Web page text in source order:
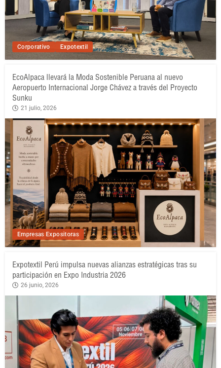
Corporativo Expotextil
Empresas Expositoras
EcoAlpaca llevará la Moda Sostenible Peruana al nuevo
Aeropuerto Internacional Jorge Chávez a través del Proyecto
Sunku
21 julio, 2026
Expotextil Perú impulsa nuevas alianzas estratégicas tras su
participación en Expo Industria 2026
26 junio, 2026